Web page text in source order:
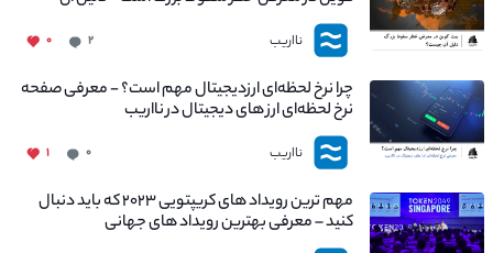
چیست؟
نااریب ۲ ۰
چرا نرخ لحظه‌ای ارزدیجیتال مهم است؟ - معرفی صفحه
نرخ لحظه‌ای ارز های دیجیتال در نااریب
نااریب ۰ ۱
مهم ترین رویداد های کریپتویی ۲۰۲۳ که باید دنبال
کنید – معرفی بهترین رویداد های جهانی